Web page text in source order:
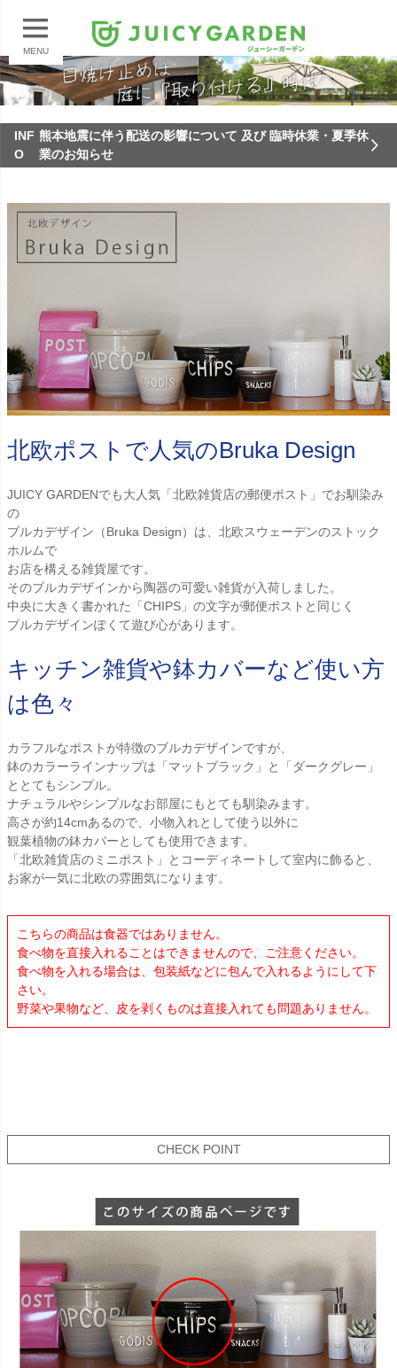
MENU
INF
O
熊本地震に伴う配送の影響について 及び 臨時休業・夏季休
業のお知らせ
北欧ポストで人気のBruka Design
JUICY GARDENでも大人気「北欧雑貨店の郵便ポスト」でお馴染み
の
ブルカデザイン（Bruka Design）は、北欧スウェーデンのストック
ホルムで
お店を構える雑貨屋です。
そのブルカデザインから陶器の可愛い雑貨が入荷しました。
中央に大きく書かれた「CHIPS」の文字が郵便ポストと同じく
ブルカデザインぽくて遊び心があります。
キッチン雑貨や鉢カバーなど使い方
は色々
カラフルなポストが特徴のブルカデザインですが、
鉢のカラーラインナップは「マットブラック」と「ダークグレー」
ととてもシンプル。
ナチュラルやシンプルなお部屋にもとても馴染みます。
高さが約14cmあるので、小物入れとして使う以外に
観葉植物の鉢カバーとしても使用できます。
「北欧雑貨店のミニポスト」とコーディネートして室内に飾ると、
お家が一気に北欧の雰囲気になります。
こちらの商品は食器ではありません。
食べ物を直接入れることはできませんので、ご注意ください。
食べ物を入れる場合は、包装紙などに包んで入れるようにして下
さい。
野菜や果物など、皮を剥くものは直接入れても問題ありません。
CHECK POINT